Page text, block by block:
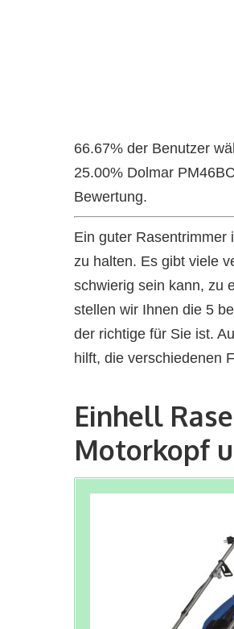
66.67% der Benutzer
25.00% Dolmar
Bewertung.
Ein guter Rasentrimmer
zu halten. Es gibt viele
schwierig sein kann, zu
stellen wir Ihnen die 5
der richtige für Sie ist.
hilft, die verschiedenen
Einhell
Motorkopf